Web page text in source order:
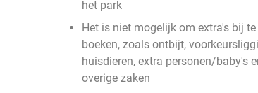
het park
Het is niet mogelijk om extra's bij te
boeken, zoals ontbijt,
huisdieren, extra personen/baby's
overige zaken